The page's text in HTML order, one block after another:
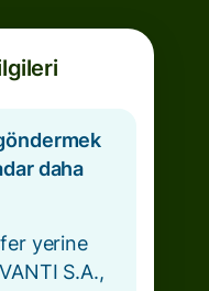
daha
yerine
S.A.,